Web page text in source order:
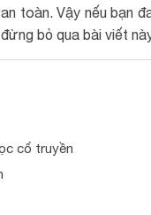
toàn. Vậy nếu bạn
bỏ qua bài viết
cổ truyền